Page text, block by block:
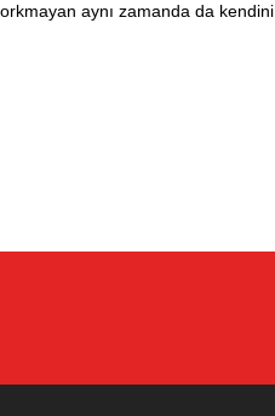
aynı zamanda da kendini